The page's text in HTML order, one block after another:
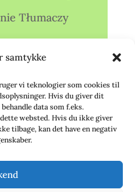
samtykke
vi teknologier som cookies til
Hvis du giver dit
data som f.eks.
websted. Hvis du ikke giver
tilbage, kan det have en negativ
Tłumaczy
(Ö.)
(ÖC)
(VdÜ)